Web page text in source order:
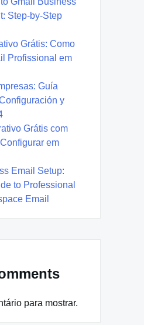
Step-by-Step
Grátis: Como
Profissional em
Guía
y
Grátis com
em
Email Setup:
to Professional
Email
para mostrar.